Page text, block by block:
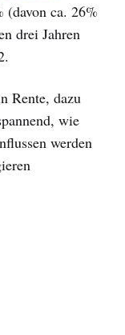
ca. 26%
drei Jahren
Rente, dazu
wie
werden